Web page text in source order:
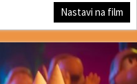
Nastavi na film